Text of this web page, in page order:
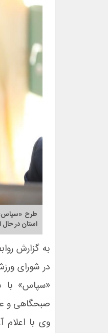
طرح «سپاس»
استان در
به گزارش
در شورای
«سپاس» با
صبحگاهی و
وی با